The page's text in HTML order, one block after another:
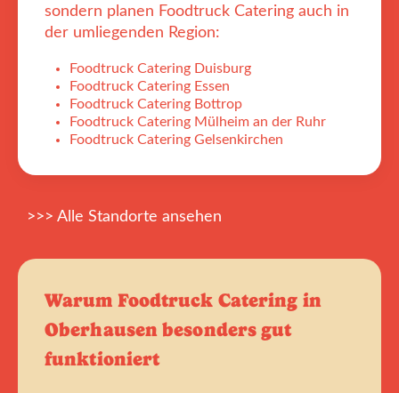
sondern planen Foodtruck Catering auch in
der umliegenden Region:
Foodtruck Catering Duisburg
Foodtruck Catering Essen
Foodtruck Catering Bottrop
Foodtruck Catering Mülheim an der Ruhr
Foodtruck Catering Gelsenkirchen
>>> Alle Standorte ansehen
Warum Foodtruck Catering in
Oberhausen besonders gut
funktioniert